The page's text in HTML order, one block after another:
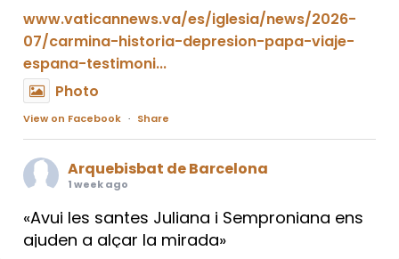
www.vaticannews.va/es/iglesia/news/2026-
07/carmina-historia-depresion-papa-viaje-
espana-testimoni...
Photo
View on Facebook · Share
Arquebisbat de Barcelona
1 week ago
«Avui les santes Juliana i Semproniana ens
ajuden a alçar la mirada»